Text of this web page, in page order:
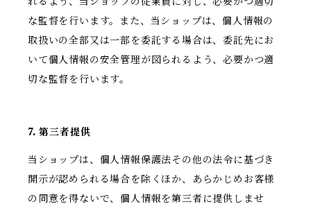
な監督を行います。また、当ショップは、個人情報の
取扱いの全部又は一部を委託する場合は、委託先にお
いて個人情報の安全管理が図られるよう、必要かつ適
切な監督を行います。
7. 第三者提供
当ショップは、個人情報保護法その他の法令に基づき
開示が認められる場合を除くほか、あらかじめお客様
の同意を得ないで、個人情報を第三者に提供しませ